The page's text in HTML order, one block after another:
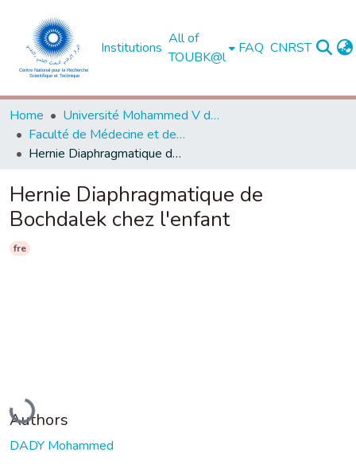
Institutions
All of
TOUBK@l
FAQ CNRST
Home
Université Mohammed V de Rabat
Faculté de Médecine et de Pharmacie - Rabat
Hernie Diaphragmatique de Bochdalek chez l'enfant
Hernie Diaphragmatique de
Bochdalek chez l'enfant
fre
Loading...
Authors
DADY Mohammed